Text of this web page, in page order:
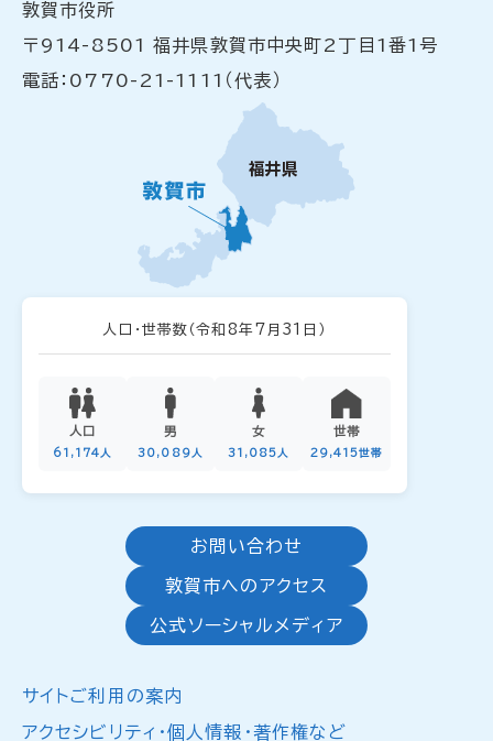
敦賀市役所
〒914-8501 福井県敦賀市中央町2丁目1番1号
電話：0770-21-1111（代表）
人口・世帯数 （令和8年7月31日）
人口
61,174人
男
30,089人
女
31,085人
世帯
29,415世帯
お問い合わせ
敦賀市へのアクセス
公式ソーシャルメディア
サイトご利用の案内
アクセシビリティ・個人情報・著作権など